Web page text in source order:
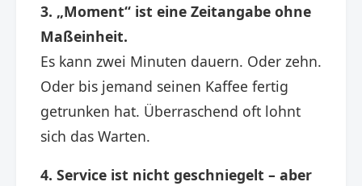
3. „Moment“ ist eine Zeitangabe ohne
Maßeinheit.
Es kann zwei Minuten dauern. Oder zehn.
Oder bis jemand seinen Kaffee fertig
getrunken hat. Überraschend oft lohnt
sich das Warten.
4. Service ist nicht geschniegelt – aber